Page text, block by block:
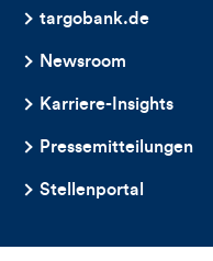
targobank.de
Newsroom
Karriere-Insights
Pressemitteilungen
Stellenportal